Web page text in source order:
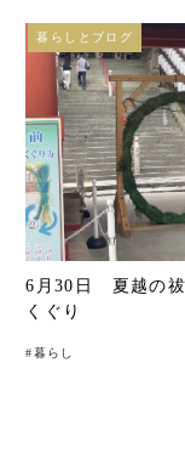
6月30日 夏越の祓
くぐり
#暮らし
暮らしとブログ